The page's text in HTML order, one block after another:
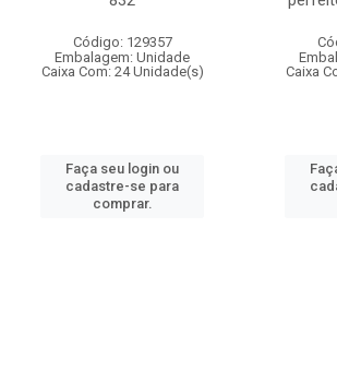
Código: 129357
Embalagem: Unidade
Caixa Com: 24 Unidade(s)
Faça seu login ou
cadastre-se para
comprar.
Caixa